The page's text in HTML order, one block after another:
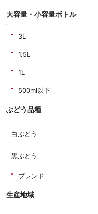
大容量・小容量ボトル
3L
1.5L
1L
500ml以下
ぶどう品種
白ぶどう
黒ぶどう
ブレンド
生産地域